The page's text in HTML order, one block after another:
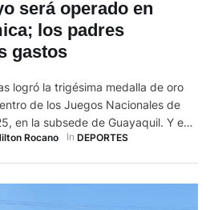
será operado en
los padres
gastos
logró la trigésima medalla de oro
de los Juegos Nacionales de
en la subsede de Guayaquil. Y es
el primer lugar en la especialidad
en el Patinódromo del
Rocano In DEPORTES